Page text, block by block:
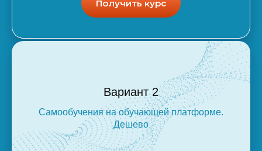
Получить курс
Вариант 2
Самообучения на обучающей платформе.
Дешево